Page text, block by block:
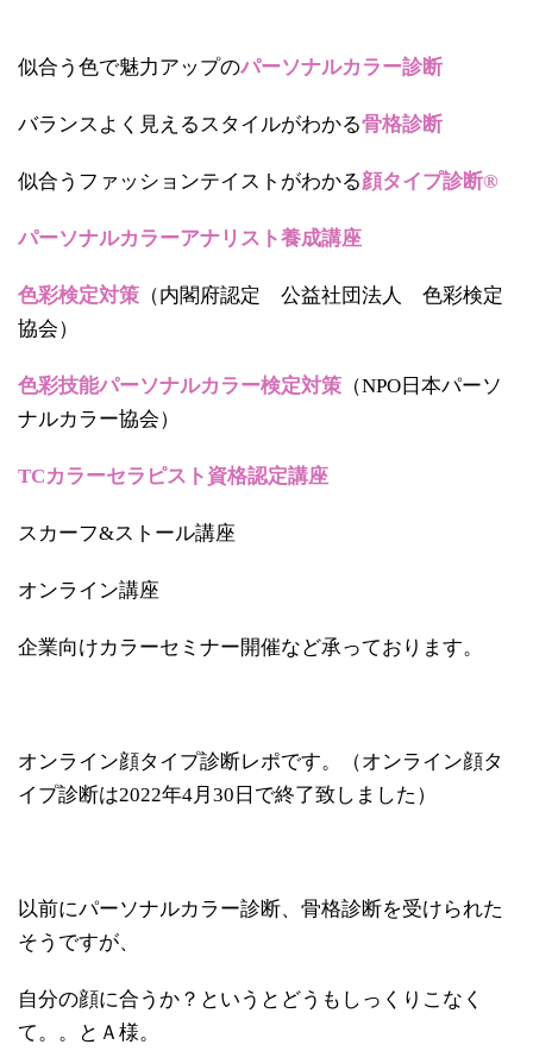
似合う色で魅力アップのパーソナルカラー診断
バランスよく見えるスタイルがわかる骨格診断
似合うファッションテイストがわかる顔タイプ診断®
パーソナルカラーアナリスト養成講座
色彩検定対策 （内閣府認定 公益社団法人 色彩検定
協会）
色彩技能パーソナルカラー検定対策 （NPO日本パーソ
ナルカラー協会）
TCカラーセラピスト資格認定講座
スカーフ&ストール講座
オンライン講座
企業向けカラーセミナー開催など承っております。
オンライン顔タイプ診断レポです。（オンライン顔タ
イプ診断は2022年4月30日で終了致しました）
以前にパーソナルカラー診断、骨格診断を受けられた
そうですが、
自分の顔に合うか？というとどうもしっくりこなく
て。。とＡ様。